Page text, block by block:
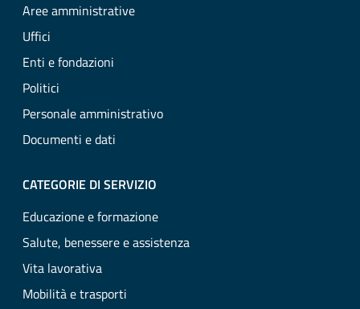
Aree amministrative
Uffici
Enti e fondazioni
Politici
Personale amministrativo
Documenti e dati
CATEGORIE DI SERVIZIO
Educazione e formazione
Salute, benessere e assistenza
Vita lavorativa
Mobilità e trasporti